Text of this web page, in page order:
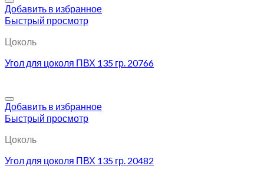
Добавить в избранное
Быстрый просмотр
Цоколь
Угол для цоколя ПВХ 135 гр. 20766
Добавить в избранное
Быстрый просмотр
Цоколь
Угол для цоколя ПВХ 135 гр. 20482